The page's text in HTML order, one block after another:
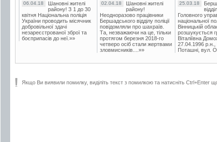
06.04.18
Шановні жителі
району! З 1 до 30
квітня Національна поліція
України проводить місячник
добровільної здачі
незареєстрованої зброї та
боєприпасів до неї.»»
02.04.18
Шановні жителі
району!
Неодноразово працівники
Бершадського відділу поліції
повідомляли про шахраїв.
Та, незважаючи на це, тільки
протягом березня 2018-го
четверо осіб стали жертвами
зловмисників....»»
25.03.18
Головного
національної
Вінницькій
розшукується
Віталіївна
27.04.1996 р.н.,
Поташні, вул.
Якщо Ви виявили помилку, виділіть текст з помилкою та натисніть Ctrl+Enter